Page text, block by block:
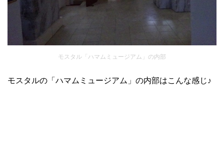
モスタル「ハマムミュージアム」の内部
モスタルの「ハマムミュージアム」の内部はこんな感じ♪